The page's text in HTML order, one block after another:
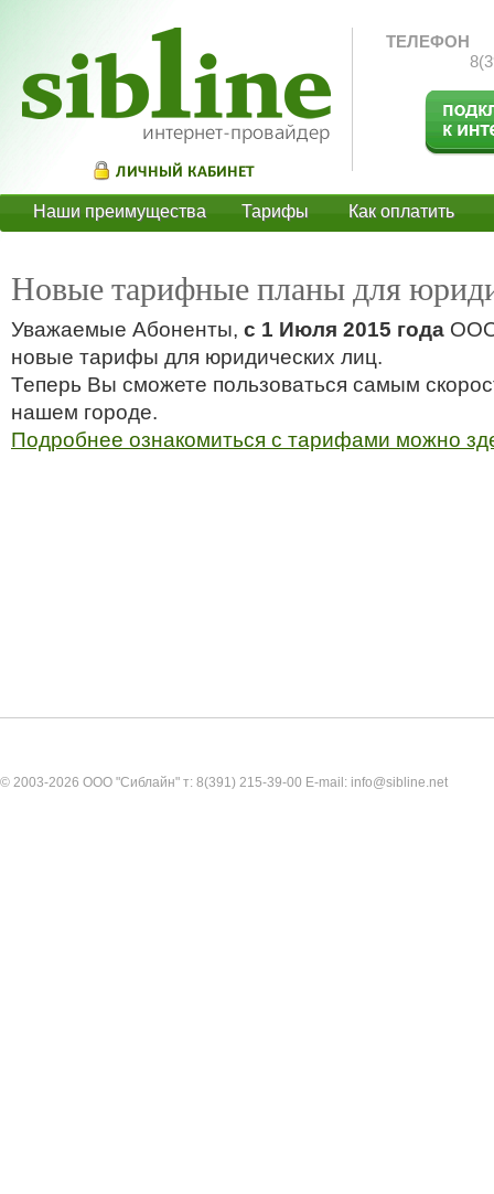
ТЕЛЕФОН
Наши преимущества Тарифы Как оплатить
Новые тарифные планы для
Уважаемые Абоненты, с 1 Июля 2015 года ООО
новые тарифы для юридических лиц.
Теперь Вы сможете пользоваться самым
нашем городе.
Подробнее ознакомиться с тарифами можно
© 2003-2026 ООО "Сиблайн" т: 8(391) 215-39-00 E-mail: info@sibline.net